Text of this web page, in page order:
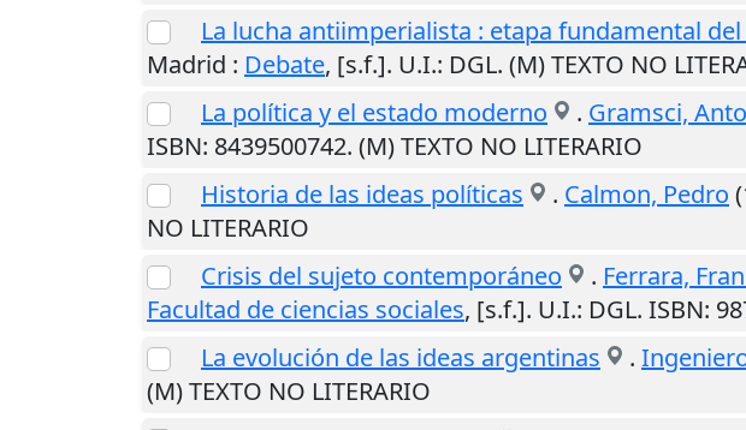
La lucha antiimperialista : etapa fundamental
Madrid : Debate, [s.f.]. U.I.: DGL. (M) TEXTO NO
La política y el estado moderno
. Gramsci,
ISBN: 8439500742. (M) TEXTO NO LITERARIO
Historia de las ideas políticas
. Calmon, Pedro
NO LITERARIO
Crisis del sujeto contemporáneo
. Ferrara,
Facultad de ciencias sociales, [s.f.]. U.I.: DGL. ISBN:
La evolución de las ideas argentinas
.
(M) TEXTO NO LITERARIO